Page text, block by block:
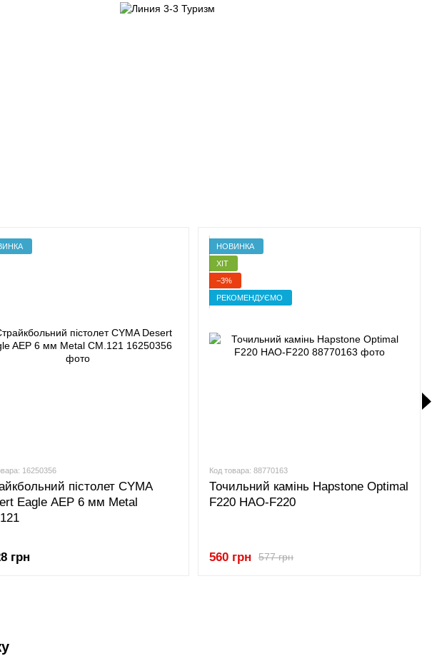
16250356
пістолет CYMA
Eagle AEP 6 мм Metal
грн
НОВИНКА
ХІТ
−3%
РЕКОМЕНДУЄМО
Код товара: 88770163
Точильний камінь Hapstone Optimal
F220 HAO-F220
577 грн
560 грн